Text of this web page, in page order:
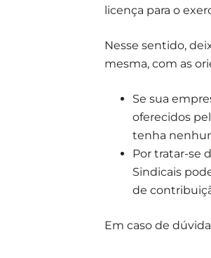
licença para o
Nesse sentido,
mesma, com as
Se sua
oferecidos
tenha
Por tratar-se
Sindicais
de
Em caso de